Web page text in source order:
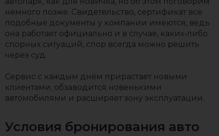
немного позже. Свидетельство, сертификат все
подобные документы у компании имеются, ведь
она работает официально и в случае, каких-либо
спорных ситуаций, спор всегда можно решить
через суд.
Сервис с каждым днём прирастает новыми
клиентами, обзаводится новенькими
автомобилями и расширяет зону эксплуатации.
Условия бронирования авто